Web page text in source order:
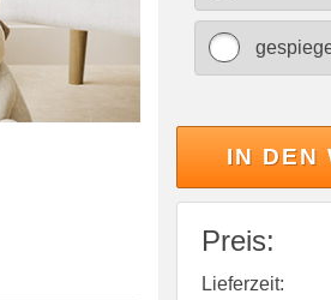
IN DEN
Preis:
Lieferzeit: